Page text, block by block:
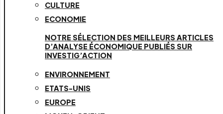
CULTURE
ECONOMIE
NOTRE SÉLECTION DES MEILLEURS ARTICLES
D’ANALYSE ÉCONOMIQUE PUBLIÉS SUR
INVESTIG’ACTION
ENVIRONNEMENT
ETATS-UNIS
EUROPE